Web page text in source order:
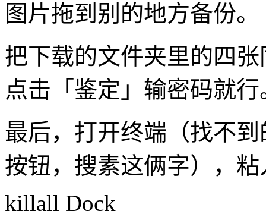
图片拖到别的地方备份。
把下载的文件夹里的四
点击「鉴定」输密码就行
最后，打开终端（找不
按钮，搜素这俩字），
killall Dock